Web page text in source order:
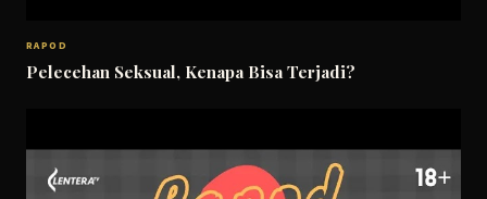
RAPOD
Pelecehan Seksual, Kenapa Bisa Terjadi?